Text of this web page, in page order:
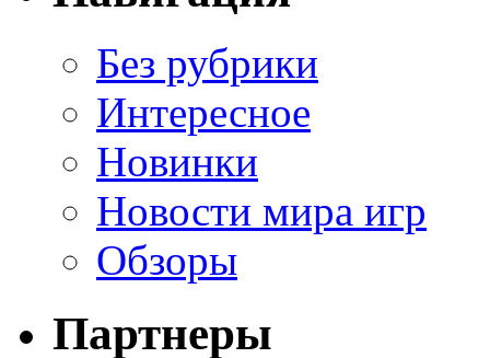
Без рубрики
Интересное
Новинки
Новости мира игр
Обзоры
Партнеры